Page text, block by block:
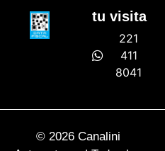
tu visita
221
411
8041
© 2026 Canalini